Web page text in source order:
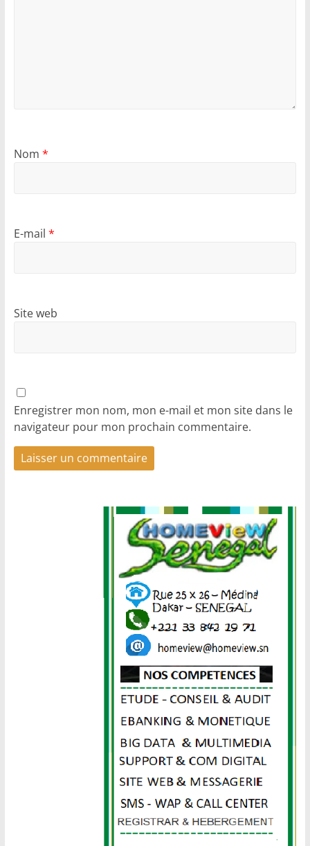
Nom *
E-mail *
Site web
Enregistrer mon nom, mon e-mail et mon site dans le
navigateur pour mon prochain commentaire.